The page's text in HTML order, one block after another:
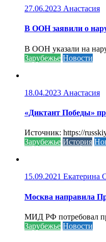
27.06.2023 Анастасия
В ООН заявили о
В ООН указали на
Зарубежье Новости
18.04.2023 Анастасия
«Диктант Победы»
Источник: https://
Зарубежье История
15.09.2021 Екатерина
Москва направила
МИД РФ потребовал
Зарубежье Новости